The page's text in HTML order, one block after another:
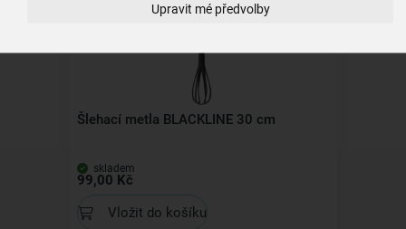
Upravit mé předvolby
Šlehací metla BLACKLINE 30 cm
skladem
99,00 Kč
Vložit do košíku